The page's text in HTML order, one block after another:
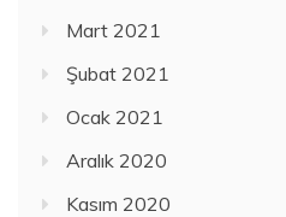
Mart 2021
Şubat 2021
Ocak 2021
Aralık 2020
Kasım 2020